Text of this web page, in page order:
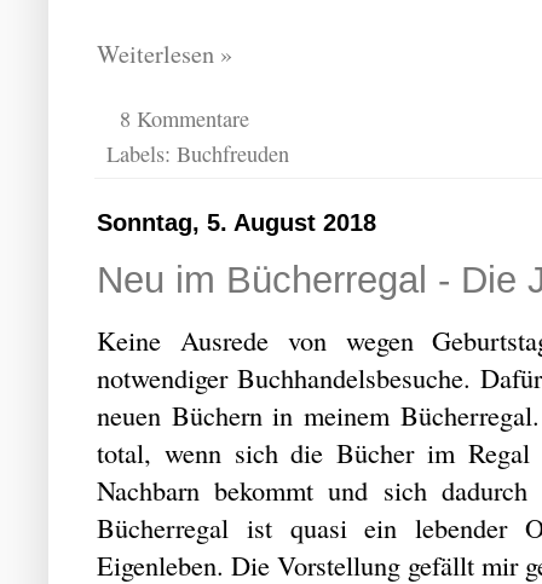
Weiterlesen »
8 Kommentare
Labels: Buchfreuden
Sonntag, 5. August 2018
Neu im Bücherregal - Die
Keine Ausrede von wegen
notwendiger Buchhandelsbesuche.
neuen Büchern in meinem
total, wenn sich die Bücher im Regal
Nachbarn bekommt und sich
Bücherregal ist quasi ein lebender
Eigenleben. Die Vorstellung gefällt mir